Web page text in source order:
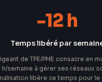
-12 h
Temps libéré par
de TPE/PME consacre en
h/semaine à gérer ses réseaux
libère ce temps pour